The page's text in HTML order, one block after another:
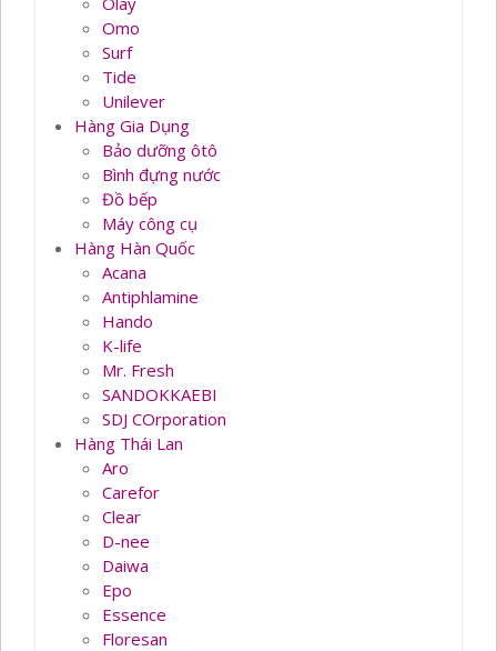
Omo
Surf
Tide
Unilever
Hàng Gia Dụng
Bảo dưỡng ôtô
Bình đựng nước
Đồ bếp
Máy công cụ
Hàng Hàn Quốc
Acana
Antiphlamine
Hando
K-life
Mr. Fresh
SANDOKKAEBI
SDJ COrporation
Hàng Thái Lan
Aro
Carefor
Clear
D-nee
Daiwa
Epo
Essence
Floresan